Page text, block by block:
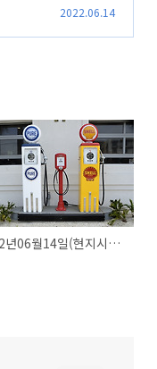
2022.06.14
2022년06월14일(현지시간) 국제유가 시세